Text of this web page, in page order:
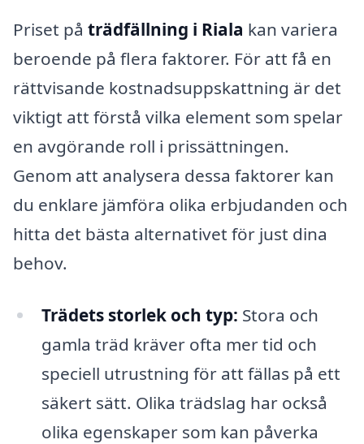
Priset på trädfällning i Riala kan variera
beroende på flera faktorer. För att få en
rättvisande kostnadsuppskattning är det
viktigt att förstå vilka element som spelar
en avgörande roll i prissättningen.
Genom att analysera dessa faktorer kan
du enklare jämföra olika erbjudanden och
hitta det bästa alternativet för just dina
behov.
Trädets storlek och typ: Stora och
gamla träd kräver ofta mer tid och
speciell utrustning för att fällas på ett
säkert sätt. Olika trädslag har också
olika egenskaper som kan påverka